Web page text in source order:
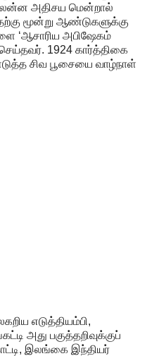
அதிசய மென்றால்
மூன்று ஆண்டுகளுக்கு
‘ஆசாரிய அபிஷேகம்
செய்தவர். 1924 கார்த்திகை
சிவ பூசையை வாழ்நாள்
எடுத்தியம்பி,
அது பகுத்தறிவுக்குப்
இலங்கை இந்தியர்